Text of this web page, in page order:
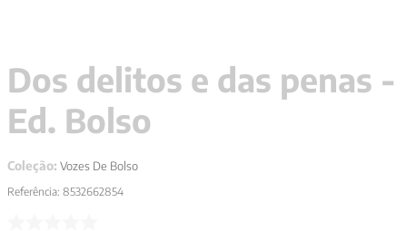
Dos delitos e das penas -
Ed. Bolso
Coleção: Vozes De Bolso
Referência: 8532662854
4º jung
5 byung chul han
7